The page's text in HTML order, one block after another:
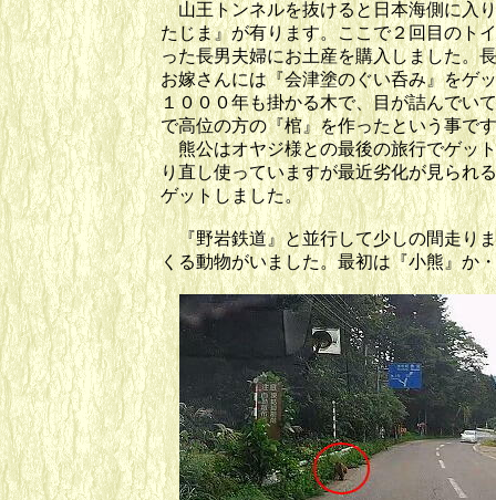
山王トンネルを抜けると日本海側に入
たじま』が有ります。ここで２回目のト
った長男夫婦にお土産を購入しました。
お嫁さんには『会津塗のぐい呑み』をゲ
１０００年も掛かる木で、目が詰んでい
で高位の方の『棺』を作ったという事で
熊公はオヤジ様との最後の旅行でゲッ
り直し使っていますが最近劣化が見られ
ゲットしました。
『野岩鉄道』と並行して少しの間走り
くる動物がいました。最初は『小熊』か